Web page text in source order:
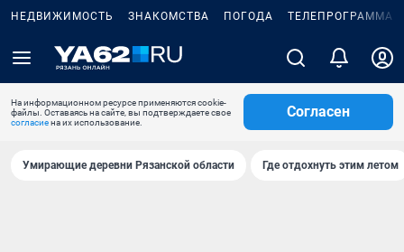
НЕДВИЖИМОСТЬ ЗНАКОМСТВА ПОГОДА ТЕЛЕПРОГРАММА
На информационном ресурсе применяются cookie-
файлы. Оставаясь на сайте, вы подтверждаете свое
согласиена их использование.
Согласен
Умирающие деревни Рязанской области Где отдохнуть этим летом